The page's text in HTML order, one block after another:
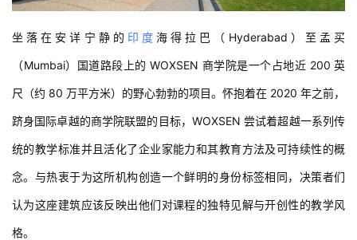
坐落在安详宁静的 印度海得拉巴（Hyderabad）至孟买
（Mumbai）国道路段上的 WOXSEN 商学院是一个占地近 200 英
尺（约 80 万平方米）的野心勃勃的项目。怀抱着在 2020 年之前，
跻身国际卓越的商学院联盟的目标，WOXSEN 尝试着超越一系列传
统的教学标准并且活化了企业家能力和其教育方法及可持续性的概
念。与热衷于为这所机构创造一个鲜明的身份标签相同，决策者们
认为这座建筑应该反映出他们对课程的独特见解与开创性的教学风
格。